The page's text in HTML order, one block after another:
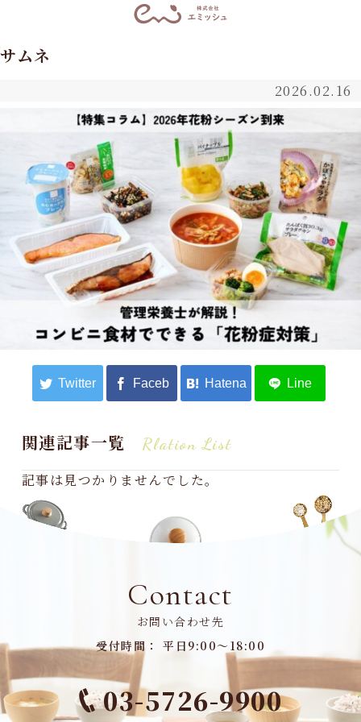
サムネ
2026.02.16
関連記事一覧 Rlation List
記事は見つかりませんでした。
Contact
お問い合わせ先
受付時間： 平日9:00～18:00
03-5726-9900